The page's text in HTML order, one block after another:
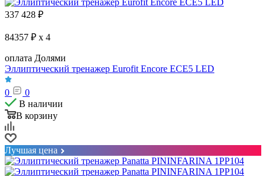
337 428 ₽
84357 ₽ x 4
оплата Долями
Эллиптический тренажер Eurofit Encore ЕСЕ5 LED
0
0
В наличии
В корзину
Лучшая цена